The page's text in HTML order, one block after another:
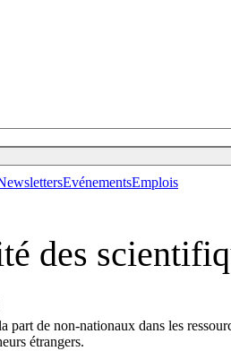
EvénementsEmplois
des
part de non-nationaux dans les
étrangers.